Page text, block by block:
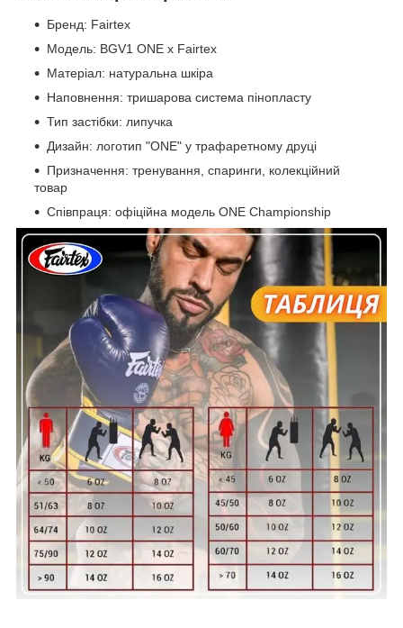
Бренд: Fairtex
Модель: BGV1 ONE x Fairtex
Матеріал: натуральна шкіра
Наповнення: тришарова система пінопласту
Тип застібки: липучка
Дизайн: логотип "ONE" у трафаретному друці
Призначення: тренування, спаринги, колекційний
товар
Співпраця: офіційна модель ONE Championship